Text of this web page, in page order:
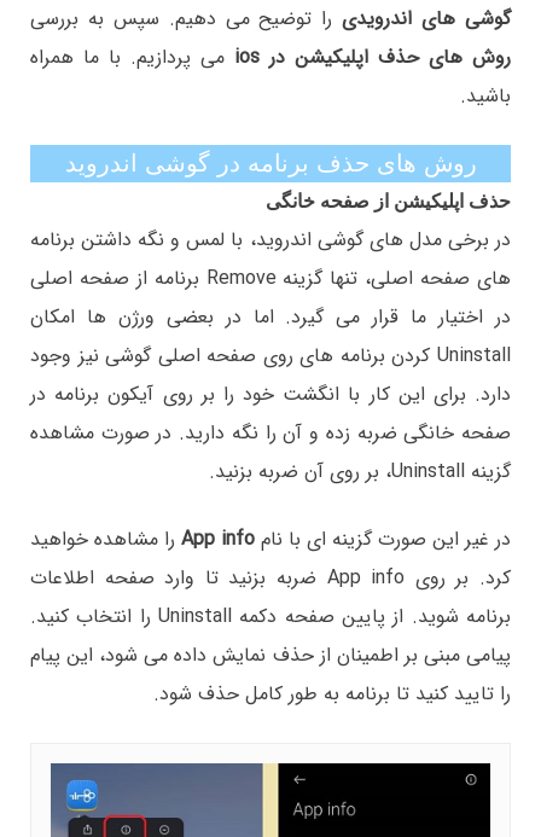
گوشی های اندرویدیرا توضیح می دهیم. سپس به بررسی
روش های حذف اپلیکیشن در ios
می پردازیم. با ما همراه
باشید.
روش های حذف برنامه در گوشی اندروید
حذف اپلیکیشن از صفحه خانگی
در برخی مدل های گوشی اندروید، با لمس و نگه داشتن برنامه
های صفحه اصلی، تنها گزینه Remove برنامه از صفحه اصلی
در اختیار ما قرار می گیرد. اما در بعضی ورژن ها امکان
Uninstall کردن برنامه های روی صفحه اصلی گوشی نیز وجود
دارد. برای این کار با انگشت خود را بر روی آیکون برنامه در
صفحه خانگی ضربه زده و آن را نگه دارید. در صورت مشاهده
گزینه Uninstall، بر روی آن ضربه بزنید.
در غیر این صورت گزینه ای با نام App info را مشاهده خواهید
کرد. بر روی App info ضربه بزنید تا وارد صفحه اطلاعات
برنامه شوید. از پایین صفحه دکمه Uninstall را انتخاب کنید.
پیامی مبنی بر اطمینان از حذف نمایش داده می شود، این پیام
را تایید کنید تا برنامه به طور کامل حذف شود.